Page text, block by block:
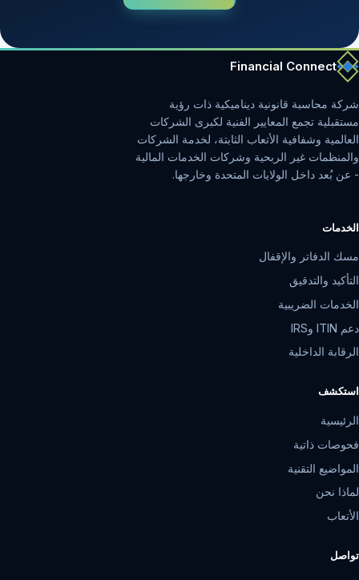
Financial Connect
شركة محاسبة قانونية ديناميكية ذات رؤية
مستقبلية تجمع المعايير الفنية لكبرى الشركات
العالمية وشفافية الأتعاب الثابتة، لخدمة الشركات
والمنظمات غير الربحية وشركات الخدمات المالية
- عن بُعد داخل الولايات المتحدة وخارجها.
الخدمات
مسك الدفاتر والإقفال
التأكيد والتدقيق
الخدمات الضريبية
دعم ITIN وIRS
الرقابة الداخلية
استكشف
الرئيسية
فحوصات ذاتية
المواضيع التقنية
لماذا نحن
الأتعاب
تواصل